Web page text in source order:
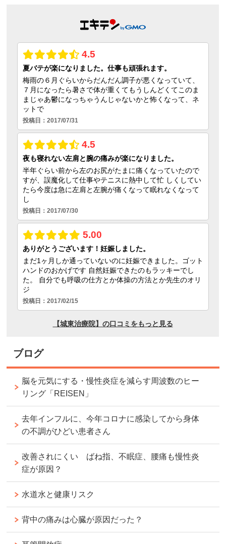
ブログ
脳を元気にする・慢性炎症を減らす周波数のヒー
リング「REISEN」
去年インフルに、今年コロナに感染してから身体
の不調がひどい患者さん
改善されにくい ばね指、不眠症、腰痛も慢性炎
症が原因？
水道水と健康リスク
背中の痛みは心臓が原因だった？